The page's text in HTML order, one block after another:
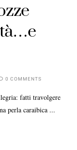
0 COMMENTS
fatti travolgere
perla caraibica ...